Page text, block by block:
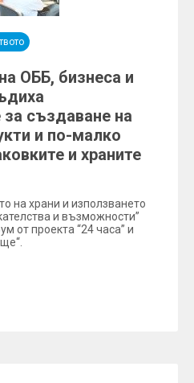
ОББ, бизнеса и
създаване на
и по-малко
и храните
на храни и използването
и възможности”
от проекта “24 часа” и